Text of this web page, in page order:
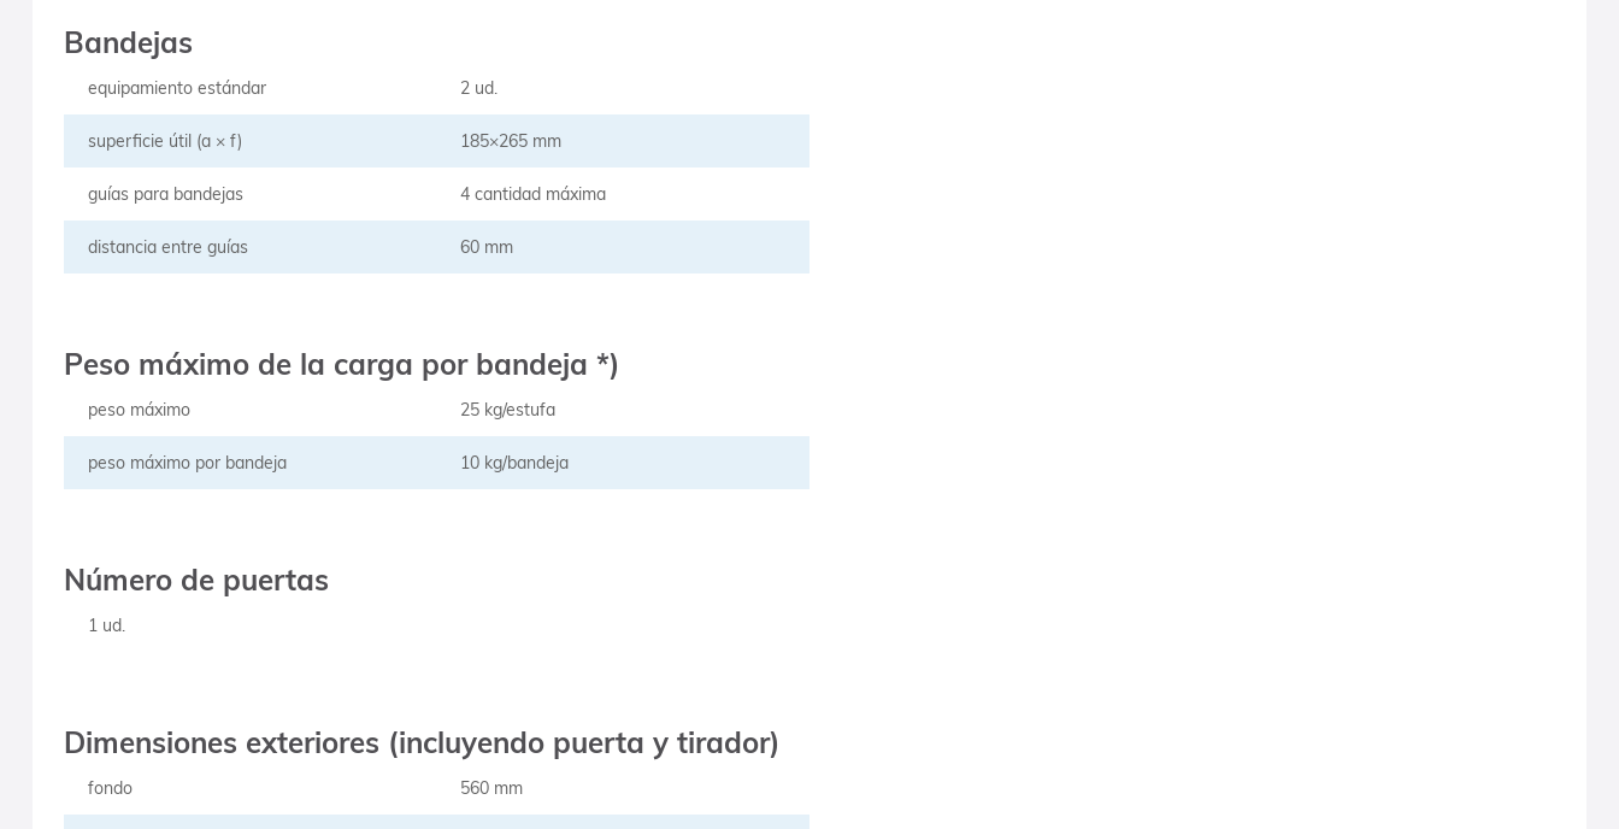
Bandejas
equipamiento estándar 2 ud.
superficie útil (a × f) 185×265 mm
guías para bandejas 4 cantidad máxima
distancia entre guías 60 mm
Peso máximo de la carga por bandeja *)
peso máximo 25 kg/estufa
peso máximo por bandeja 10 kg/bandeja
Número de puertas
1 ud.
Dimensiones exteriores (incluyendo puerta y tirador)
fondo 560 mm